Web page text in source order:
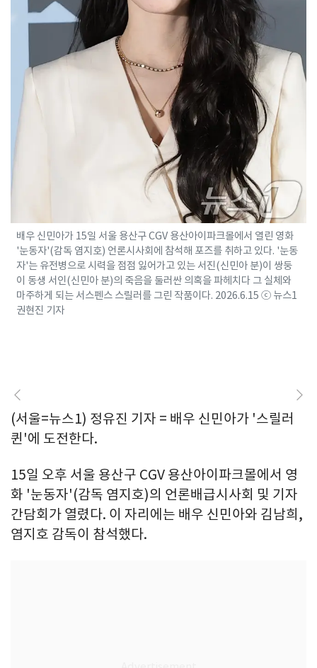
배우 신민아가 15일 서울 용산구 CGV 용산아이파크몰에서 열린 영화
'눈동자'(감독 염지호) 언론시사회에 참석해 포즈를 취하고 있다. '눈동
자'는 유전병으로 시력을 점점 잃어가고 있는 서진(신민아 분)이 쌍둥
이 동생 서인(신민아 분)의 죽음을 둘러싼 의혹을 파헤치다 그 실체와
마주하게 되는 서스펜스 스릴러를 그린 작품이다. 2026.6.15 ⓒ 뉴스1
권현진 기자
(서울=뉴스1) 정유진 기자 = 배우 신민아가 '스릴러
퀸'에 도전한다.
15일 오후 서울 용산구 CGV 용산아이파크몰에서 영
화 '눈동자'(감독 염지호)의 언론배급시사회 및 기자
간담회가 열렸다. 이 자리에는 배우 신민아와 김남희,
염지호 감독이 참석했다.